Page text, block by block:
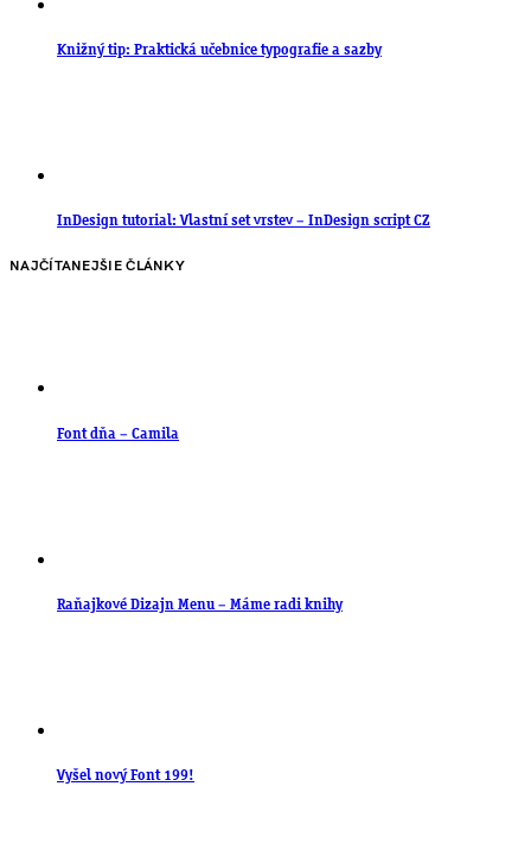
Knižný tip: Praktická učebnice typografie a sazby
InDesign tutorial: Vlastní set vrstev – InDesign script CZ
NAJČÍTANEJŠIE ČLÁNKY
Font dňa – Camila
Raňajkové Dizajn Menu – Máme radi knihy
Vyšel nový Font 199!